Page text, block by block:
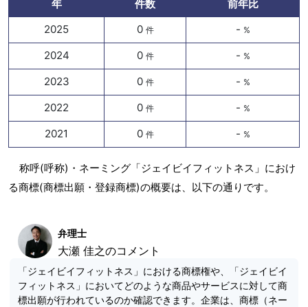
年 件数
前年比
2025
0 件 - %
2024 0 件 - %
2023 0 件 - %
2022 0 件 - %
2021 0 件 - %
称呼(呼称)・ネーミング「ジェイビイフィットネス」におけ
る商標(商標出願・登録商標)の概要は、以下の通りです。
弁理士
大瀬 佳之のコメント
「ジェイビイフィットネス」における商標権や、「ジェイビイ
フィットネス」においてどのような商品やサービスに対して商
標出願が行われているのか確認できます。企業は、商標（ネー